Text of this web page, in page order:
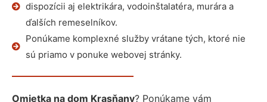
dispozícii aj elektrikára, vodoinštalatéra, murára a
ďalších remeselníkov.
Ponúkame komplexné služby vrátane tých, ktoré nie
sú priamo v ponuke webovej stránky.
Omietka na dom Krasňany? Ponúkame vám